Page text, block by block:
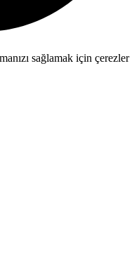
sağlamak için çerezler